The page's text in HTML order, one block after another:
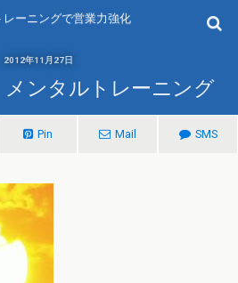
レーニングで営業力強化
2012年11月27日
ンタルトレーニング
Pin Mail SMS